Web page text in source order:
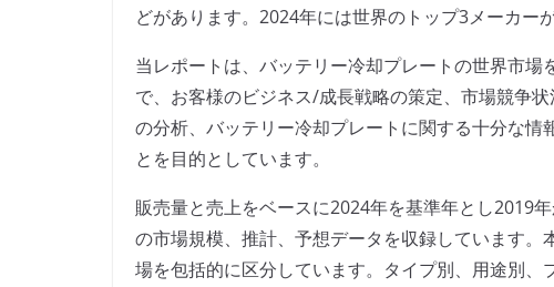
どがあります。2024年には世界のトップ3メーカー
当レポートは、バッテリー冷却プレートの世界市
で、お客様のビジネス/成長戦略の策定、市場競争
の分析、バッテリー冷却プレートに関する十分な
とを目的としています。
販売量と売上をベースに2024年を基準年とし2019
の市場規模、推計、予想データを収録しています
場を包括的に区分しています。タイプ別、用途別